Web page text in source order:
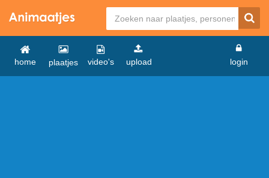
home plaatjes video's upload login